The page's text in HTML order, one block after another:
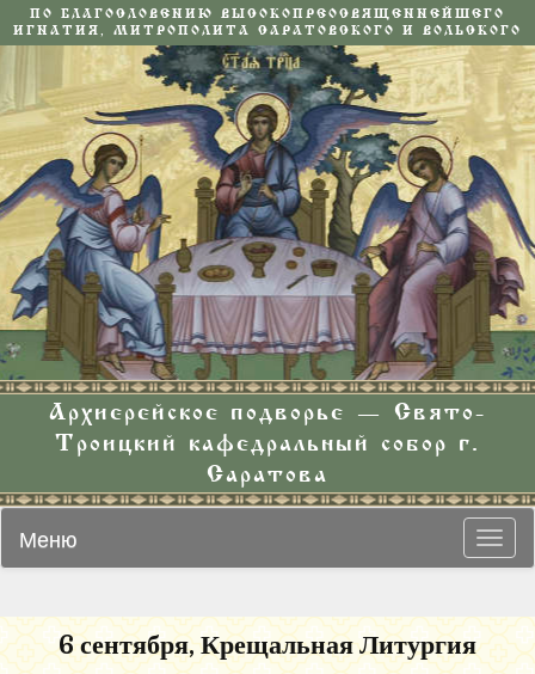
ПО БЛАГОСЛОВЕНИЮ ВЫСОКОПРЕОСВЯЩЕННЕЙШЕГО
ИГНАТИЯ, МИТРОПОЛИТА САРАТОВСКОГО И ВОЛЬСКОГО
Архиерейское подворье — Свято-
Троицкий кафедральный собор г.
Саратова
Меню
6 сентября, Крещальная Литургия